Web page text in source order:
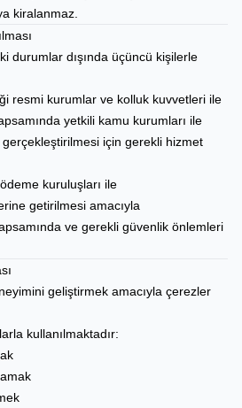
kiralanmaz.
durumlar dışında üçüncü kişilerle
resmi kurumlar ve kolluk kuvvetleri ile
yetkili kamu kurumları ile
için gerekli hizmet
kuruluşları ile
getirilmesi amacıyla
ve gerekli güvenlik önlemleri
geliştirmek amacıyla çerezler
kullanılmaktadır: